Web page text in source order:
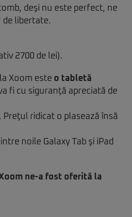
deşi nu este perfect, ne
de libertate.
2700 de lei).
Xoom este o tabletă
fi cu siguranţă apreciată de
ridicat o plasează însă
noile Galaxy Tab şi iPad
ne-a fost oferită la